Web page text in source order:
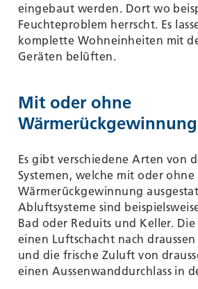
eingebaut werden. Dort wo
Feuchteproblem herrscht. Es
komplette Wohneinheiten mit
Geräten belüften.
Mit oder ohne
Es gibt verschiedene Arten von
Systemen, welche mit oder ohne
Wärmerückgewinnung
Abluftsysteme sind
Bad oder Reduits und Keller.
einen Luftschacht nach
und die frische Zuluft von
einen Aussenwanddurchlass in